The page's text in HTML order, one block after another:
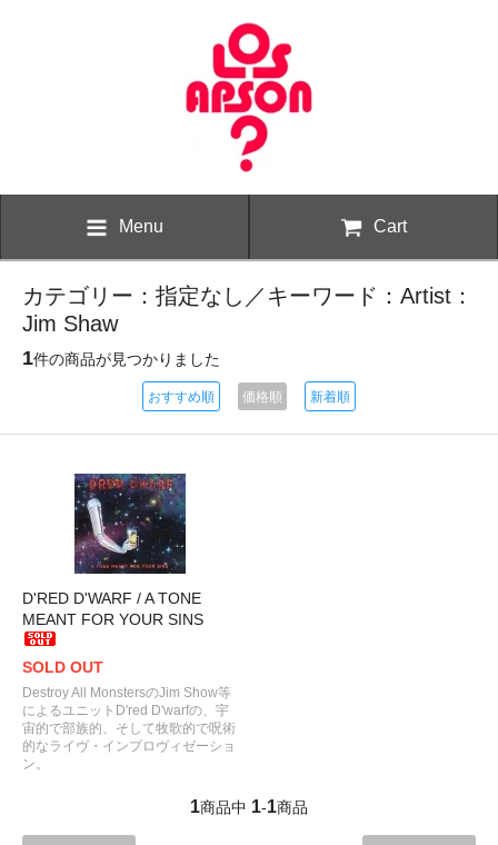
Menu Cart
カテゴリー：指定なし／キーワード：Artist：
Jim Shaw
1件の商品が見つかりました
おすすめ順 価格順 新着順
D'RED D'WARF / A TONE
MEANT FOR YOUR SINS
SOLD OUT
Destroy All MonstersのJim Show等
によるユニットD'red D'warfの、宇
宙的で部族的、そして牧歌的で呪術
的なライヴ・インプロヴィゼーショ
ン。
1商品中 1-1商品